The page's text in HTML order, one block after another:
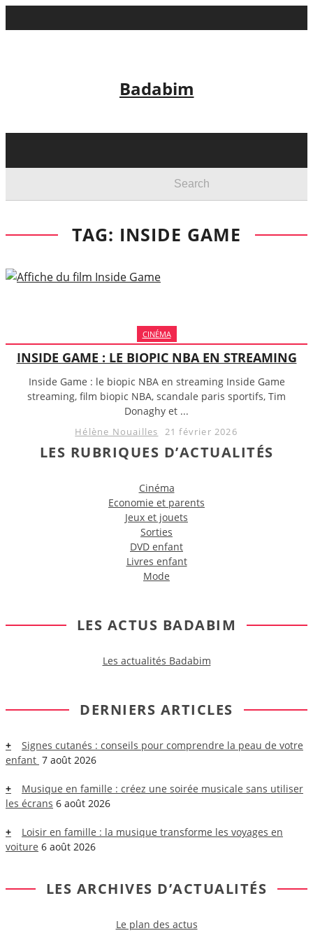
Badabim
TAG: INSIDE GAME
CINÉMA
INSIDE GAME : LE BIOPIC NBA EN STREAMING
Inside Game : le biopic NBA en streaming Inside Game
streaming, film biopic NBA, scandale paris sportifs, Tim
Donaghy et ...
Hélène Nouailles 21 février 2026
LES RUBRIQUES D’ACTUALITÉS
Cinéma
Economie et parents
Jeux et jouets
Sorties
DVD enfant
Livres enfant
Mode
LES ACTUS BADABIM
Les actualités Badabim
DERNIERS ARTICLES
Signes cutanés : conseils pour comprendre la peau de votre
enfant 7 août 2026
Musique en famille : créez une soirée musicale sans utiliser
les écrans 6 août 2026
Loisir en famille : la musique transforme les voyages en
voiture 6 août 2026
LES ARCHIVES D’ACTUALITÉS
Le plan des actus